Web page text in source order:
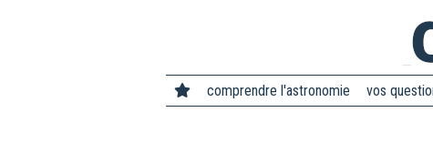
comprendre l'astronomie vos